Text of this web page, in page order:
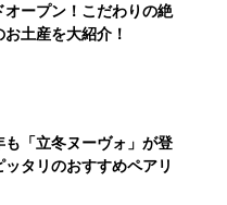
ープン！こだわりの絶
土産を大紹介！
も「立冬ヌーヴォ」が登
タリのおすすめペアリ